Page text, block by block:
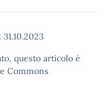
31.10.2023
questo articolo è
Commons